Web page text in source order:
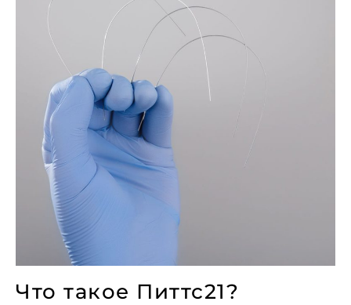
Что такое Питтс21?